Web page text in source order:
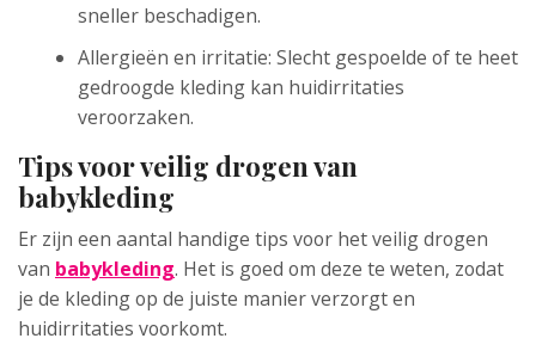
sneller beschadigen.
Allergieën en irritatie: Slecht gespoelde of te heet
gedroogde kleding kan huidirritaties
veroorzaken.
Tips voor veilig drogen van
babykleding
Er zijn een aantal handige tips voor het veilig drogen
van babykleding. Het is goed om deze te weten, zodat
je de kleding op de juiste manier verzorgt en
huidirritaties voorkomt.